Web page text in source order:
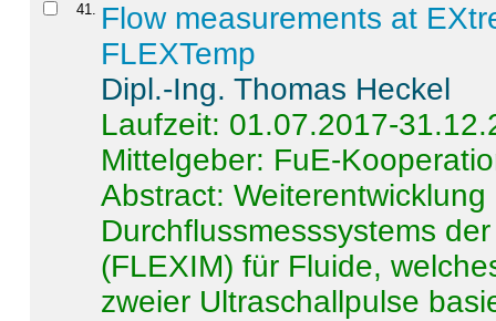
41. Flow measurements at
FLEXTemp
Dipl.-Ing. Thomas Heckel
Laufzeit: 01.07.2017-
Mittelgeber: FuE-
Abstract:
Durchflussmesssystems
(FLEXIM) für Fluide,
zweier Ultraschallpulse